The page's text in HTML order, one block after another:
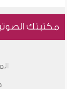
مكتبتك